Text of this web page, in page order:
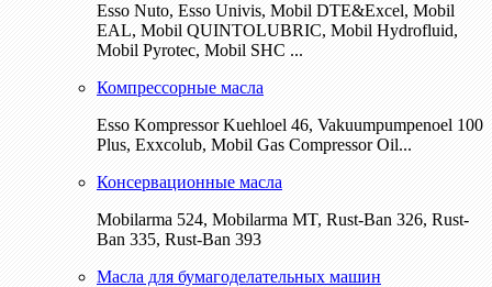
Esso Nuto, Esso Univis, Mobil DTE&Excel, Mobil
EAL, Mobil QUINTOLUBRIC, Mobil Hydrofluid,
Mobil Pyrotec, Mobil SHC ...
Компрессорные масла
Esso Kompressor Kuehloel 46, Vakuumpumpenoel 100
Plus, Exxcolub, Mobil Gas Compressor Oil...
Консервационные масла
Mobilarma 524, Mobilarma MT, Rust-Ban 326, Rust-
Ban 335, Rust-Ban 393
Масла для бумагоделательных машин